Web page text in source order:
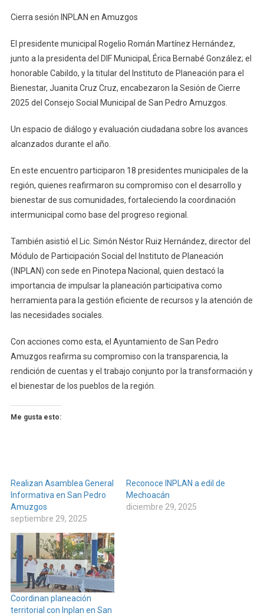
En
Amuzgos
Cierra sesión INPLAN en Amuzgos
El presidente municipal Rogelio Román Martínez Hernández,
junto a la presidenta del DIF Municipal, Érica Bernabé González; el
honorable Cabildo, y la titular del Instituto de Planeación para el
Bienestar, Juanita Cruz Cruz, encabezaron la Sesión de Cierre
2025 del Consejo Social Municipal de San Pedro Amuzgos.
Un espacio de diálogo y evaluación ciudadana sobre los avances
alcanzados durante el año.
En este encuentro participaron 18 presidentes municipales de la
región, quienes reafirmaron su compromiso con el desarrollo y
bienestar de sus comunidades, fortaleciendo la coordinación
intermunicipal como base del progreso regional.
También asistió el Lic. Simón Néstor Ruiz Hernández, director del
Módulo de Participación Social del Instituto de Planeación
(INPLAN) con sede en Pinotepa Nacional, quien destacó la
importancia de impulsar la planeación participativa como
herramienta para la gestión eficiente de recursos y la atención de
las necesidades sociales.
Con acciones como esta, el Ayuntamiento de San Pedro
Amuzgos reafirma su compromiso con la transparencia, la
rendición de cuentas y el trabajo conjunto por la transformación y
el bienestar de los pueblos de la región.
Me gusta esto:
Realizan Asamblea General
Informativa en San Pedro
Amuzgos
septiembre 29, 2025
Reconoce INPLAN a edil de
Mechoacán
diciembre 29, 2025
Coordinan planeación
territorial con Inplan en San